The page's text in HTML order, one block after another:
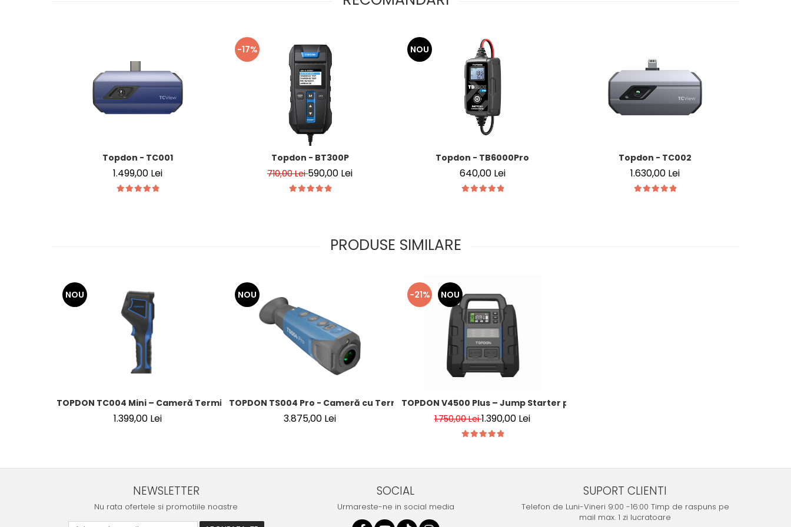
Topdon - TC001
1.499,00 Lei
-17%
Topdon - BT300P
710,00 Lei590,00 Lei
NOU
Topdon - TB6000Pro
640,00 Lei
Topdon - TC002
1.630,00 Lei
PRODUSE SIMILARE
NOU
TOPDON TC004 Mini – Cameră Termică Portabilă
1.399,00 Lei
NOU
TOPDON TS004 Pro - Cameră cu Termoviziune – 256×192, 25Hz, -20°C ~ 550°C
3.875,00 Lei
-21% NOU
TOPDON V4500 Plus – Jump Starter profesional 12V, 4500A cu Powerbank și lanternă
1.750,00 Lei1.390,00 Lei
NEWSLETTER
Nu rata ofertele si promotiile noastre
SOCIAL
Urmareste-ne in social media
SUPORT CLIENTI
Telefon de Luni-Vineri 9:00 -16:00 Timp de raspuns pe
mail max. 1 zi lucratoare